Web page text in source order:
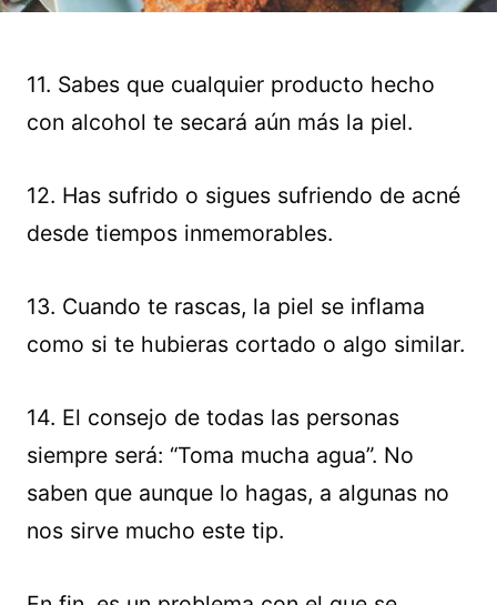
11. Sabes que cualquier producto hecho
con alcohol te secará aún más la piel.
12. Has sufrido o sigues sufriendo de acné
desde tiempos inmemorables.
13. Cuando te rascas, la piel se inflama
como si te hubieras cortado o algo similar.
14. El consejo de todas las personas
siempre será: “Toma mucha agua”. No
saben que aunque lo hagas, a algunas no
nos sirve mucho este tip.